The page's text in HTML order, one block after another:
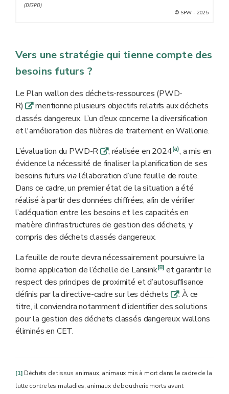
** Récupération, régénération, recyclage de matières
(DIGPD)
© SPW - 2025
Vers une stratégie qui tienne compte des
besoins futurs ?
Le Plan wallon des déchets-ressources (PWD-
R)qmentionne plusieurs objectifs relatifs aux déchets
classés dangereux. L’un d’eux concerne la diversification
et l'amélioration des filières de traitement en Wallonie.
L’évaluation du PWD-Rq, réalisée en 2024(a), a mis en
évidence la nécessité de finaliser la planification de ses
besoins futurs vial’élaboration d’une feuille de route.
Dans ce cadre, un premier état de la situation a été
réalisé à partir des données chiffrées, afin de vérifier
l’adéquation entre les besoins et les capacités en
matière d’infrastructures de gestion des déchets, y
compris des déchets classés dangereux.
La feuille de route devra nécessairement poursuivre la
bonne application de l’échelle de Lansink[8] et garantir le
respect des principes de proximité et d’autosuffisance
définis par la directive-cadre sur les déchets q. À ce
titre, il conviendra notamment d’identifier des solutions
pour la gestion des déchets classés dangereux wallons
éliminés en CET.
[1] Déchets de tissus animaux, animaux mis à mort dans le cadre de la
lutte contre les maladies, animaux de boucherie morts avant